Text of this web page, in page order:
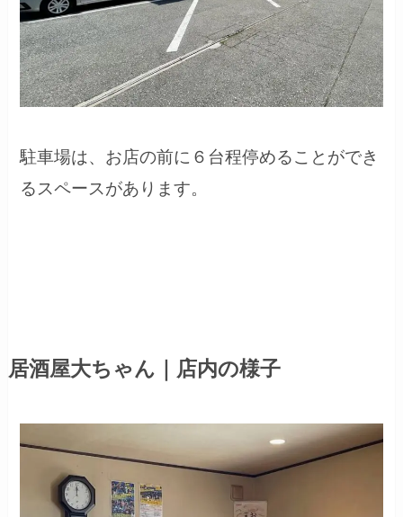
駐車場は、お店の前に６台程停めることができ
るスペースがあります。
居酒屋大ちゃん｜店内の様子